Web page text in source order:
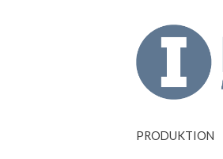
PRODUKTION